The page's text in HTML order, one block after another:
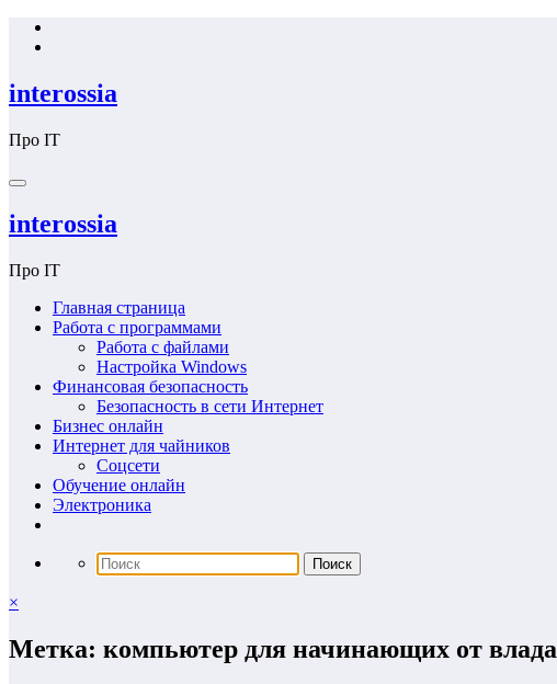
Перейти
interossia
Про IT
interossia
Про IT
Главная страница
Работа с программами
Работа с файлами
Настройка Windows
Финансовая безопасность
Безопасность в сети Интернет
Бизнес онлайн
Интернет для чайников
Соцсети
Обучение онлайн
Электроника
×
Метка: компьютер для начинающих от влада